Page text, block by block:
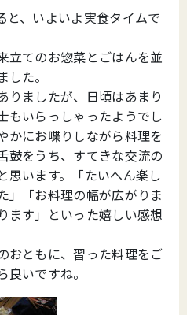
、いよいよ実食タイムで
立てのお惣菜とごはんを並
た。
ましたが、日頃はあまり
もいらっしゃったようでし
かにお喋りしながら料理を
鼓をうち、すてきな交流の
思います。「たいへん楽し
」「お料理の幅が広がりま
ます」といった嬉しい感想
おともに、習った料理をご
いですね。